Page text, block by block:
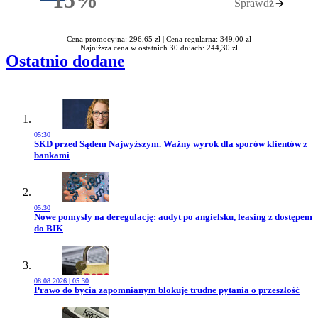
Rabatu Sprawdź
Cena promocyjna: 296,65 zł | Cena regularna: 349,00 zł
Najniższa cena w ostatnich 30 dniach: 244,30 zł
Ostatnio dodane
05:30
Przejdź do artykułu:
SKD przed Sądem Najwyższym. Ważny wyrok dla sporów klientów z
bankami
05:30
Przejdź do artykułu:
Nowe pomysły na deregulację: audyt po angielsku, leasing z dostępem
do BIK
08.08.2026 | 05:30
Przejdź do artykułu:
Prawo do bycia zapomnianym blokuje trudne pytania o przeszłość